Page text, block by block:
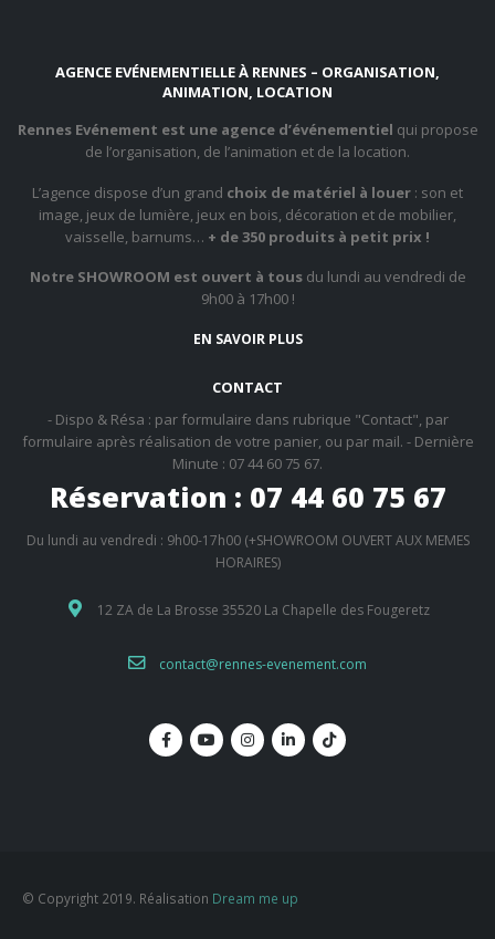
AGENCE EVÉNEMENTIELLE À RENNES – ORGANISATION,
ANIMATION, LOCATION
Rennes Evénement est une agence d’événementiel qui propose
de l’organisation, de l’animation et de la location.
L’agence dispose d’un grand choix de matériel à louer : son et
image, jeux de lumière, jeux en bois, décoration et de mobilier,
vaisselle, barnums… + de 350 produits à petit prix !
Notre SHOWROOM est ouvert à tousdu lundi au vendredi de
9h00 à 17h00 !
EN SAVOIR PLUS
CONTACT
- Dispo & Résa : par formulaire dans rubrique "Contact", par
formulaire après réalisation de votre panier, ou par mail. - Dernière
Minute : 07 44 60 75 67.
Réservation : 07 44 60 75 67
Du lundi au vendredi : 9h00-17h00 (+SHOWROOM OUVERT AUX MEMES
HORAIRES)
12 ZA de La Brosse 35520 La Chapelle des Fougeretz
contact@rennes-evenement.com
© Copyright 2019. Réalisation Dream me up